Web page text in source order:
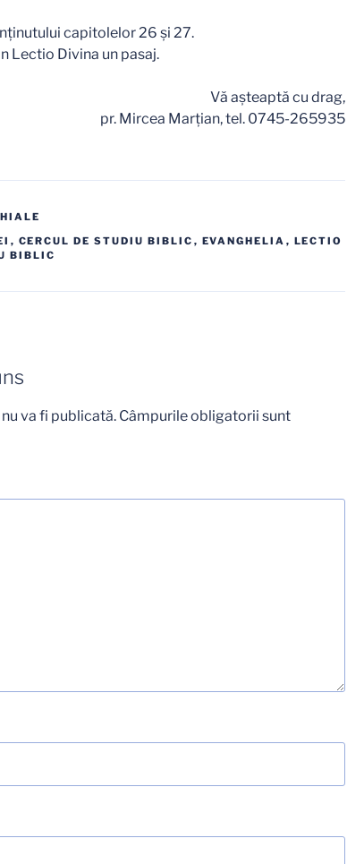
capitolelor 26 și 27.
Lectio Divina un pasaj.
Vă aşteaptă cu drag,
pr. Mircea Marţian, tel. 0745-265935
, CERCUL DE STUDIU BIBLIC , EVANGHELIA , LECTIO
BIBLIC
va fi publicată. Câmpurile obligatorii sunt